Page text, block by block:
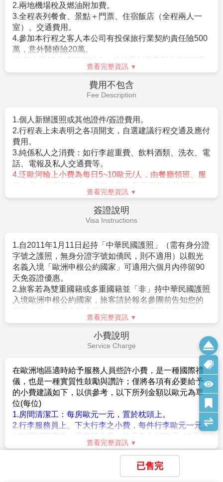
已售完
無退票價值，敬請見諒。
6.若因不可抗力因素/航空公司變動航班時間/景區臨時關
閉等，造成團體在行進時行程先後順序調整或更改調整
行程，將盡力忠於原行程內容，敬請見諒。
7.團費以二人一室計算，若為單人報名參團，無法配房時
※歐洲旅館房間規格大多數以雙人房2張單人床為基準房
型；若您指定特殊房型(大床房型或三人一室房
型)，最慢需於出發前7日告知您的業務，因特殊房型甚
※依歐洲消防法規之規定，小孩係指滿2歲至未滿12歲之
孩童(以團體出發當日為準)，必須有大人同行，
亦需佔床位；嬰兒係指未滿2歲之孩童，可不佔床。
8.如旅客於行程有餐食特殊需求，如素食、兒童餐、忌牛
等請於報名時告知服務人員，以利事先作業。
公司規定，開票後無法更改機上餐食，敬請見諒。
9.在網路上完成報名動作，只是完成預定手續，並不保證
一定有團位，尚需待客服人員確認後方可確定。
1.訂艙需依護照正確英文姓名辦理，一經完成訂位後不得
取消費用需由旅客自行負擔。報名及繳交訂金時，請一
併提供正確護照影本。
2.依國際公法及航運慣例，船長得基於航行及旅客安全等
因素，視情況調整航程或取消靠岸；如遇此類情形，河
輪公司及本公司恕不負退款或賠償責任。
3.因天候、水位或其他不可抗力因素影響，泛歐河輪保留
調整或取消行程及船隻安排之權利；如旅客因行程變動
自行取消，需依河輪公司相關取消規定辦理。
4.船隻停靠碼頭及上下船時，請留意自身安全；實際行程
及時間安排，可能因天候或不可抗力因素調整，請以船
5.河輪每日開航時間皆準時，且不等候遲到旅客；如未能
準時集合，領隊將依行程繼續進行，後續衍生之交通、
住宿等費用，需由旅客自行負擔。
6.歐洲多數地區習慣直接飲用自來水；基於安全規範，艙
房內禁止使用非河輪公司提供之電器用品。如需冷、熱
開水，請自備容器至船上餐廳取用。
7.河輪餐食為精緻西式料理，午、晚餐包含前菜、主菜及
甜點，菜色每日變化，可依個人喜好享用。
8.旅程中適度給予服務人員小費，為國際旅遊禮儀之一，
9.河輪團體船艙多為「保證房」，無法事先指定房號或位
2.兩地機場稅及燃油附加費。
3.全程表列餐食、景點＋門票、住宿飯店（全程兩人一
室）、交通費用。
4.參加本行程之客人本公司有投保旅行業契約責任險500
萬，意外醫療險20萬。
(旅客未滿15歲或70歲以上，依法限制最高新台幣250萬
旅行業責任險)。
5.每位旅客可享有免費托運行李每人一件23公斤，手提
行李5公斤。(詳細行李規範請見航空公司官網)
查看完整資訊
費用不包含
Fee Description
1.個人新辦護照或其他證件/簽證費用。
2.行程表上未表明之各項開支，自選建議行程交通及應付
費用。
3.純係私人之消費：如行李超重費、飲料酒類、洗衣、電
話、電報及私人交通費等。
4.泛歐河輪上小費為每日5~10歐元/人，由餐廳領班、服
務人員、助理服務生、房務人員、客房服務人員共同分
享，均係出個人自由意識給予，此費用於離船前支付。
5.個人旅行平安保險及旅遊不便險，若有需要，請自行投
查看完整資訊
簽證說明
Visa Instructions
1.自2011年1月11日起持「中華民國護照」（需有身分證
字號之護照，無身分證字號如僑民，則不適用）以觀光
名義入境「歐洲申根公約國家」可適用六個月內停留90
天免簽證優惠。
2.旅客若為雙重國籍或多重國籍並「非」持中華民國護照
入境歐洲申根公約國家，旅客請於報名參團前告知您的
服務人員，並應自行查明所持護照所屬國家入境歐洲之
相關簽證規定。
3.依法律規定，旅客辦理入出境中華民國手續，均應持相
同國籍之合法有效護照。
區，必須提供能證明彼此關係的文件(如英文戶籍謄本)或
父母(監護人)同意書，而且所有相關文件均應翻譯成英文
或擬前往國家的官方語言。相關細節請向擬前往國家之
駐台機構詢問。
5.根據英國移民法規定，旅客若攜未滿18歲的親屬進入
英國，必須提供能證明彼此關係的文件`
(A)父母(監護人)可提供英文戶籍謄本或英文出生/收養證
(B)非父母，可提供父母(監護人)英文同意書
6.為避免旅客因下列因素無法出境或入境歐洲，請旅客於
行程出發七日前將護照正本交付本公司，由專人預先檢
查看完整資訊
小費說明
Service Charge
在歐洲地區適時給予服務人員些許小費，是一種國際禮
儀，也是一種實質性鼓勵與讚許；僅將各項有必要給予
的小費建議如下，以供參考，以下所列金額以歐元為單
位(每位)
1.房間清潔工：每房歐元一元，置於枕頭上。
2.行李服務員上、下大行李之小費，每件行李歐元一元。
3.隨團領隊導遊、司機等小費。每天每人12歐元x10天 =
120歐(此行程已贈送全程小費)
* 其他服務小費，因地區及服務性質不同，可事先徵詢領
隊或導遊之意見，再決定付小費之多寡。
查看完整資訊
Travel information